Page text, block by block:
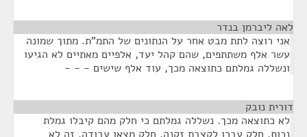
לאה ליברמן בנדר
אני רוצה לתת מבט אחר על הנתונים של התמ"ת. מתוך שמונה
עשר אלף משתתפים, שהם קהל יעד, אלפיים מאתיים לא הגיעו
ונשללה גמלתם כתוצאה מכך, עוד אלף שישים - - -
דורית נובק
לא כתוצאה מכך. נשללה גמלתם כי חלק מהם קיבלו גמלת